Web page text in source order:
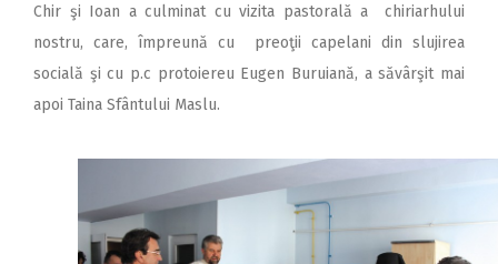
Chir şi Ioan a culminat cu vizita pastorală a chiriarhului
nostru, care, împreună cu preoţii capelani din slujirea
socială şi cu p.c protoiereu Eugen Buruiană, a săvârşit mai
apoi Taina Sfântului Maslu.